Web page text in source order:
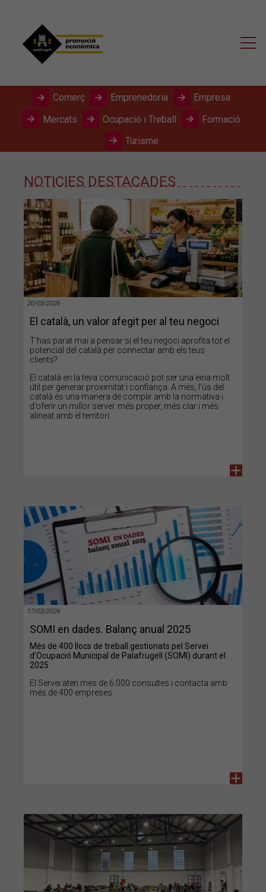
Comerç Emprenedoria
Empresa
Mercats
Ocupació i Treball
Formació
Turisme
NOTICIES DESTACADES
20/03/2026
El català, un valor afegit per al teu negoci
T’has parat mai a pensar si el teu negoci aprofita tot el
potencial del català per connectar amb els teus
clients?
El català en la teva comunicació pot ser una eina molt
útil per generar proximitat i confiança. A més, l’ús del
català és una manera de complir amb la normativa i
d’oferir un millor servei: més proper, més clar i més
alineat amb el territori.
+
17/03/2026
SOMI en dades. Balanç anual 2025
Més de 400 llocs de treball gestionats pel Servei
d’Ocupació Municipal de Palafrugell (SOMI) durant el
2025
El Servei atén més de 6.000 consultes i contacta amb
més de 400 empreses
+